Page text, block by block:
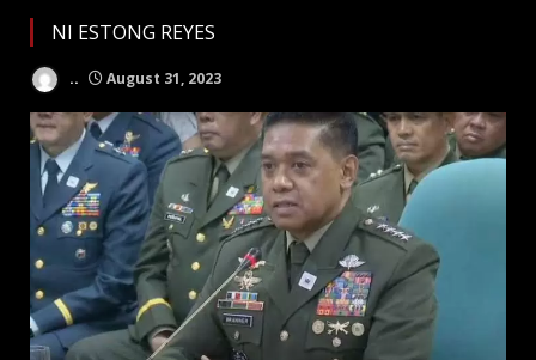
NI ESTONG REYES
.. August 31, 2023